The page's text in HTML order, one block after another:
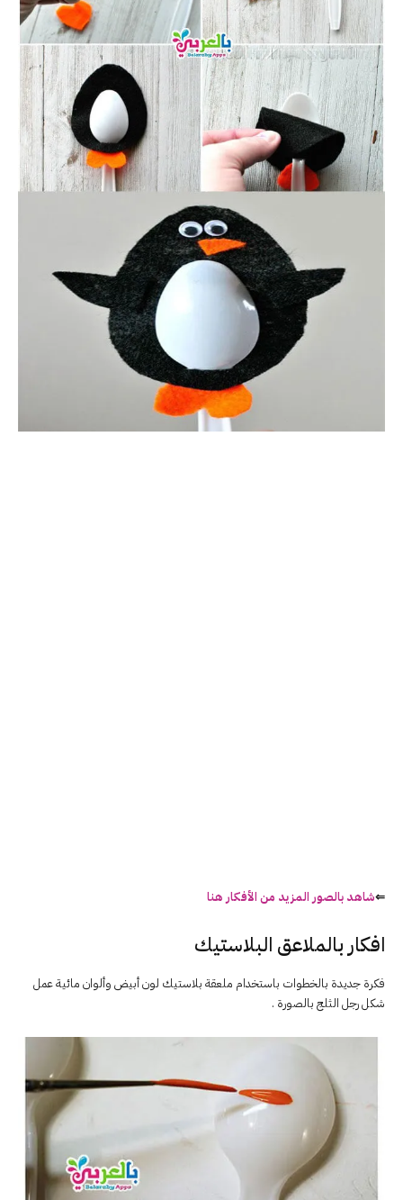
⇐شاهد بالصور المزيد من الأفكار هنا
افكار بالملاعق البلاستيك
فكرة جديدة بالخطوات باستخدام ملعقة بلاستيك لون أبيض وألوان مائية عمل
شكل رجل الثلج بالصورة .